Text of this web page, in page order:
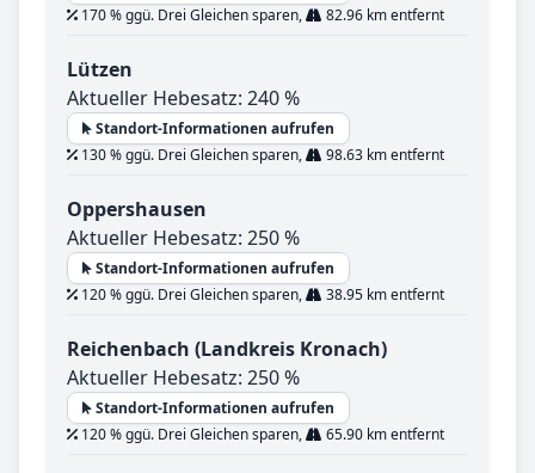
170 % ggü. Drei Gleichen sparen,
82.96 km entfernt
Lützen
Aktueller Hebesatz: 240 %
Standort-Informationen aufrufen
130 % ggü. Drei Gleichen sparen,
98.63 km entfernt
Oppershausen
Aktueller Hebesatz: 250 %
Standort-Informationen aufrufen
120 % ggü. Drei Gleichen sparen,
38.95 km entfernt
Reichenbach (Landkreis Kronach)
Aktueller Hebesatz: 250 %
Standort-Informationen aufrufen
120 % ggü. Drei Gleichen sparen,
65.90 km entfernt